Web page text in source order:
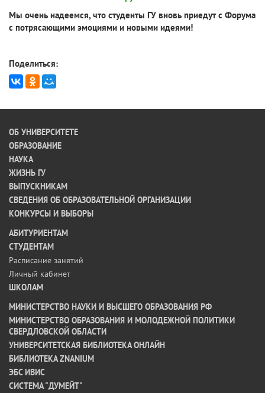
Мы очень надеемся, что студенты ГУ вновь приедут с Форума
с потрясающими эмоциями и новыми идеями!
Поделиться:
ОБ УНИВЕРСИТЕТЕ
ОБРАЗОВАНИЕ
НАУКА
ЖИЗНЬ ГУ
ВЫПУСКНИКАМ
СВЕДЕНИЯ ОБ ОБРАЗОВАТЕЛЬНОЙ ОРГАНИЗАЦИИ
КОНКУРСЫ И ВЫБОРЫ
АБИТУРИЕНТАМ
СТУДЕНТАМ
Расписание занятий
Личный кабинет
ШКОЛАМ
МИНИСТЕРСТВО НАУКИ И ВЫСШЕГО ОБРАЗОВАНИЯ РФ
МИНИСТЕРСТВО ОБРАЗОВАНИЯ И МОЛОДЕЖНОЙ ПОЛИТИКИ
СВЕРДЛОВСКОЙ ОБЛАСТИ
УНИВЕРСИТЕТСКАЯ БИБЛИОТЕКА ОНЛАЙН
БИБЛИОТЕКА ZNANIUM
ЭБС ИВИС
СИСТЕМА "ДУМЕЙТ"